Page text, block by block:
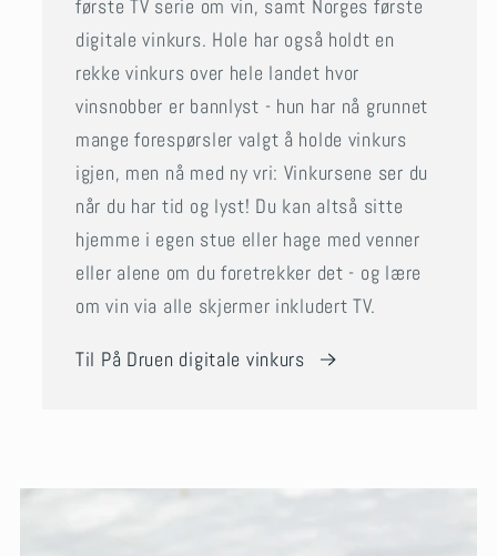
første TV serie om vin, samt Norges første
digitale vinkurs. Hole har også holdt en
rekke vinkurs over hele landet hvor
vinsnobber er bannlyst - hun har nå grunnet
mange forespørsler valgt å holde vinkurs
igjen, men nå med ny vri: Vinkursene ser du
når du har tid og lyst! Du kan altså sitte
hjemme i egen stue eller hage med venner
eller alene om du foretrekker det - og lære
om vin via alle skjermer inkludert TV.
Til På Druen digitale vinkurs